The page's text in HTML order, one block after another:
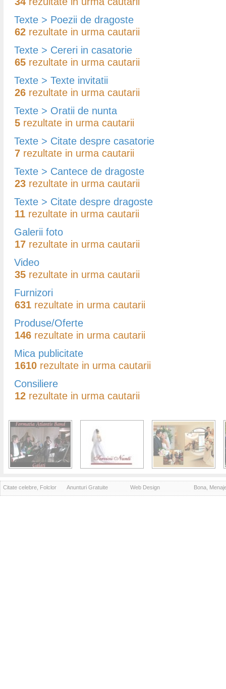
Texte > Poezii de dragoste
62 rezultate in urma cautarii
Texte > Cereri in casatorie
65 rezultate in urma cautarii
Texte > Texte invitatii
26 rezultate in urma cautarii
Texte > Oratii de nunta
5 rezultate in urma cautarii
Texte > Citate despre casatorie
7 rezultate in urma cautarii
Texte > Cantece de dragoste
23 rezultate in urma cautarii
Texte > Citate despre dragoste
11 rezultate in urma cautarii
Galerii foto
17 rezultate in urma cautarii
Video
35 rezultate in urma cautarii
Furnizori
631 rezultate in urma cautarii
Produse/Oferte
146 rezultate in urma cautarii
Mica publicitate
1610 rezultate in urma cautarii
Consiliere
12 rezultate in urma cautarii
Citate celebre, Folclor Anunturi Gratuite Web Design Bona,